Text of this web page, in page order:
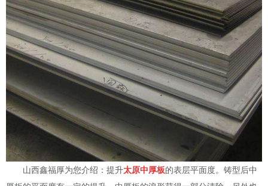
山西鑫福厚为您介绍：提升太原中厚板的表层平面度。铸型后中